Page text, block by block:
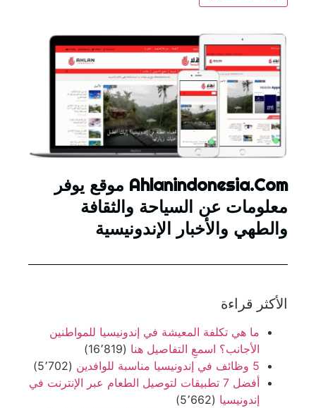
Ahlanindonesia.Com موقع يوفر
معلومات عن السياحة والثقافة
والطهي والأخبار الإندونيسية
الأكثر قراءة
ما هي تكلفة المعيشة في إندونيسيا للمواطنين
الأجانب؟ اسمعِ التفاصيل هنا (16٬819)
5 وظائف في إندونيسيا مناسبة للوافدين
(5٬702)
أفضل 7 تطبيقات لتوصيل الطعام عبر الإنترنت في
إندونيسيا (5٬662)